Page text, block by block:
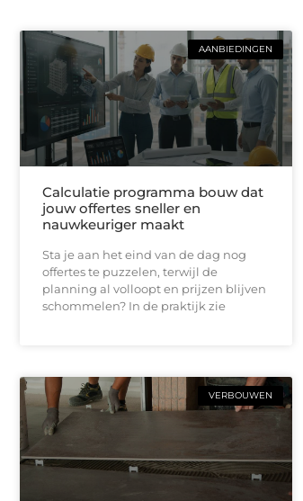
AANBIEDINGEN
Calculatie programma bouw dat
jouw offertes sneller en
nauwkeuriger maakt
Sta je aan het eind van de dag nog
offertes te puzzelen, terwijl de
planning al volloopt en prijzen blijven
schommelen? In de praktijk zie
VERBOUWEN